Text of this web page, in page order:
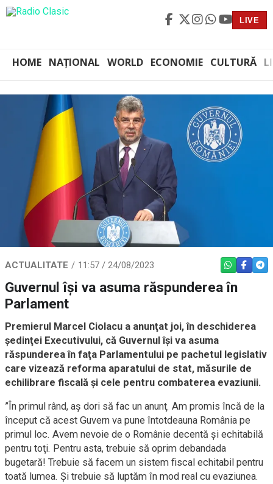
LIVE
HOME NAȚIONAL WORLD ECONOMIE CULTURĂ
ACTUALITATE 11:57 / 24/08/2023 WHATSAPP
Guvernul îşi va asuma răspunderea în
Parlament
Premierul Marcel Ciolacu a anunţat joi, în deschiderea
şedinţei Executivului, că Guvernul îşi va asuma
răspunderea în faţa Parlamentului pe pachetul legislativ
care vizează reforma aparatului de stat, măsurile de
echilibrare fiscală şi cele pentru combaterea evaziunii.
”În primul rând, aş dori să fac un anunţ. Am promis încă de la
început că acest Guvern va pune întotdeauna România pe
primul loc. Avem nevoie de o Românie decentă şi echitabilă
pentru toţi. Pentru asta, trebuie să oprim debandada
bugetară! Trebuie să facem un sistem fiscal echitabil pentru
toată lumea. Şi trebuie să luptăm în mod real cu evaziunea.